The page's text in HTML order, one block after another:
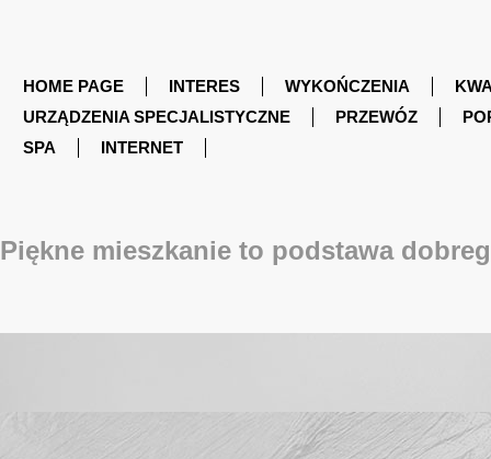
HOME PAGE INTERES WYKOŃCZENIA
URZĄDZENIA SPECJALISTYCZNE
PRZEWÓZ
SPA
INTERNET
Piękne mieszkanie to podstawa